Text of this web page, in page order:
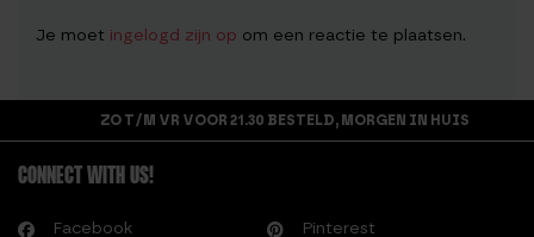
Je moet ingelogd zijn op om een reactie te plaatsen.
ZO T/M VR VOOR 21.30 BESTELD, MORGEN IN HUIS
CONNECT WITH US!
Facebook Pinterest